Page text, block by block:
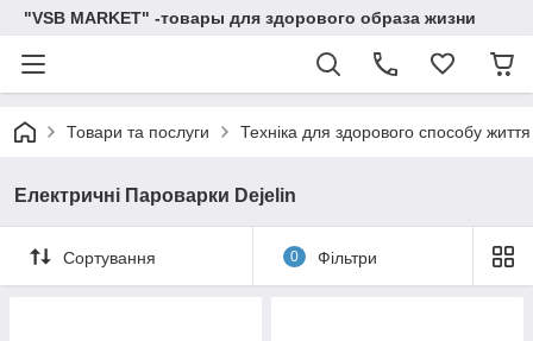
"VSB MARKET" -товары для здорового образа жизни
Товари та послуги Техніка для здорового способу життя
Електричні Пароварки Dejelin
Сортування 0 Фільтри